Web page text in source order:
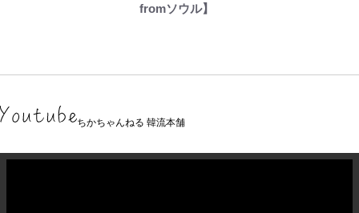
fromソウル】
ちかちゃんねる 韓流本舗